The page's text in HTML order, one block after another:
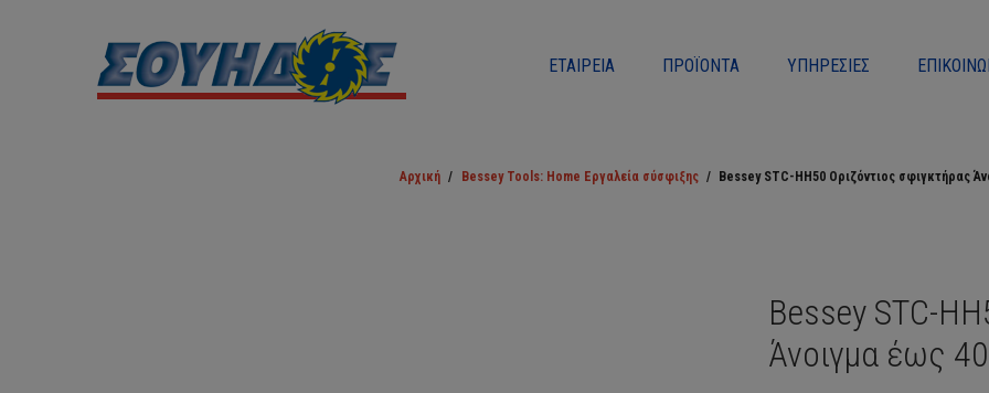
ΕΤΑΙΡΕΊΑ ΠΡΟΪΌΝΤΑ ΥΠΗΡΕΣΊΕΣ
Αρχική / Bessey Tools: Home Εργαλεία σύσφιξης / Bessey STC-HH50 Οριζόντιος σφιγκτήρας
Bessey STC-
Άνοιγμα έως